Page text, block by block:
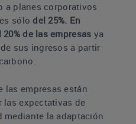
a planes corporativos
sólo del 25%. En
de las empresas ya
sus ingresos a partir
las empresas están
las expectativas de
la adaptación